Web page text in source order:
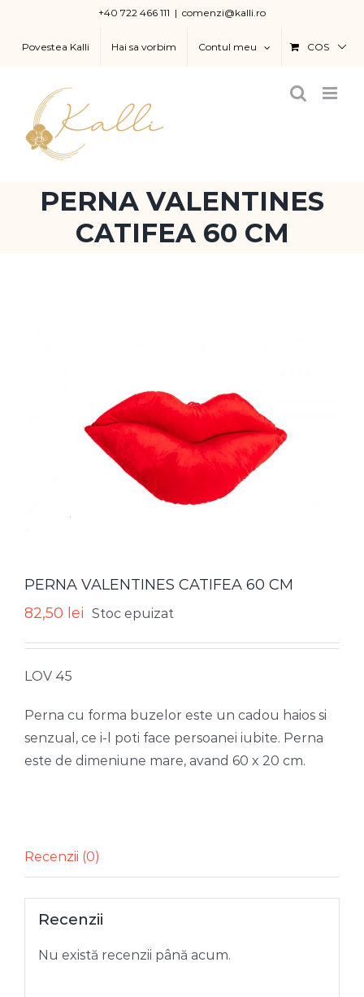
content
+40 722 466 111 | comenzi@kalli.ro
Povestea Kalli Hai sa vorbim Contul meu COS
PERNA VALENTINES
CATIFEA 60 CM
PERNA VALENTINES CATIFEA 60 CM
82,50 lei Stoc epuizat
LOV 45
Perna cu forma buzelor este un cadou haios si
senzual, ce i-l poti face persoanei iubite. Perna
este de dimeniune mare, avand 60 x 20 cm.
Recenzii (0)
Recenzii
Nu există recenzii până acum.